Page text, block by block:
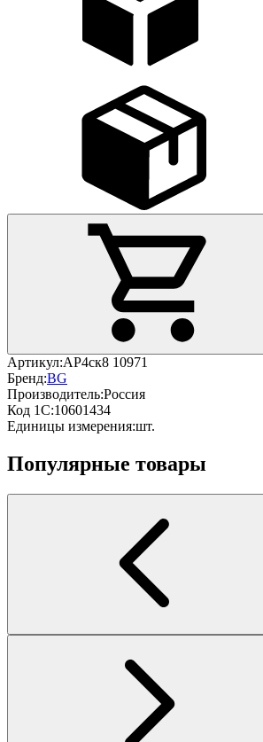
Артикул:АР4ск8 10971
Бренд:BG
Производитель:Россия
Код 1С:10601434
Единицы измерения:шт.
Популярные товары